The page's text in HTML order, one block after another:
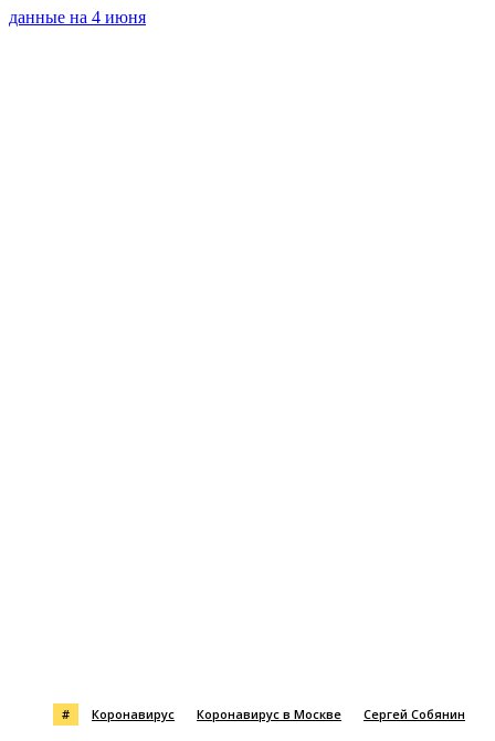
данные на 4 июня
# Коронавирус Коронавирус в Москве Сергей Собянин